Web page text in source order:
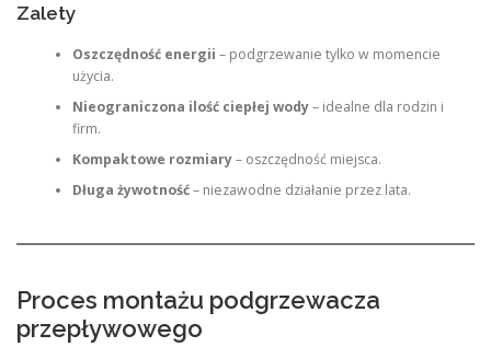
Zalety
Oszczędność energii – podgrzewanie tylko w momencie
użycia.
Nieograniczona ilość ciepłej wody– idealne dla rodzin i
firm.
Kompaktowe rozmiary– oszczędność miejsca.
Długa żywotność– niezawodne działanie przez lata.
Proces montażu podgrzewacza
przepływowego